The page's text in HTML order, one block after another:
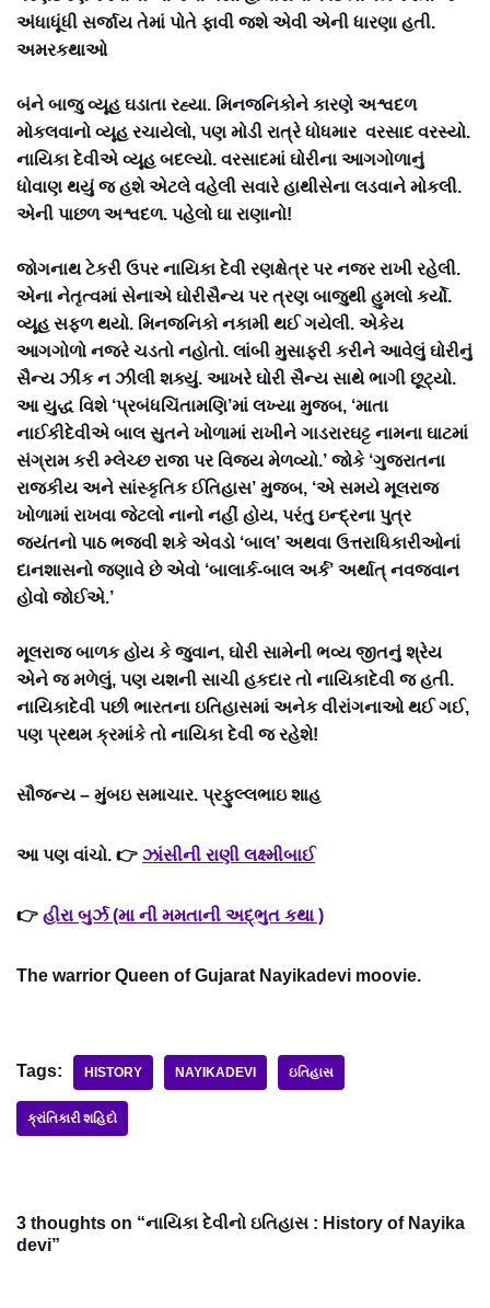
અંધાધૂંધી સર્જાય તેમાં પોતે ફાવી જશે એવી એની ધારણા હતી.
અમરકથાઓ
બંને બાજુ વ્યૂહ ઘડાતા રહ્યા. મિનજનિકોને કારણે અશ્વદળ
મોકલવાનો વ્યૂહ રચાયેલો, પણ મોડી રાત્રે ધોધમાર વરસાદ વરસ્યો.
નાયિકા દેવીએ વ્યૂહ બદલ્યો. વરસાદમાં ઘોરીના આગગોળાનું
ધોવાણ થયું જ હશે એટલે વહેલી સવારે હાથીસેના લડવાને મોકલી.
એની પાછળ અશ્વદળ. પહેલો ઘા રાણાનો!
જોગનાથ ટેકરી ઉપર નાયિકા દેવી રણક્ષેત્ર પર નજર રાખી રહેલી.
એના નેતૃત્વમાં સેનાએ ઘોરીસૈન્ય પર ત્રણ બાજુથી હુમલો કર્યો.
વ્યૂહ સફળ થયો. મિનજનિકો નકામી થઈ ગયેલી. એકેય
આગગોળો નજરે ચડતો નહોતો. લાંબી મુસાફરી કરીને આવેલું ઘોરીનું
સૈન્ય ઝીંક ન ઝીલી શક્યું. આખરે ઘોરી સૈન્ય સાથે ભાગી છૂટ્યો.
આ યુદ્ધ વિશે ‘પ્રબંધચિંતામણિ’માં લખ્યા મુજબ, ‘માતા
નાઈકીદેવીએ બાલ સુતને ખોળામાં રાખીને ગાડરારઘટ્ટ નામના ઘાટમાં
સંગ્રામ કરી મ્લેચ્છ રાજા પર વિજય મેળવ્યો.’ જોકે ‘ગુજરાતના
રાજકીય અને સાંસ્કૃતિક ઈતિહાસ’ મુજબ, ‘એ સમયે મૂલરાજ
ખોળામાં રાખવા જેટલો નાનો નહીં હોય, પરંતુ ઇન્દ્રના પુત્ર
જયંતનો પાઠ ભજવી શકે એવડો ‘બાલ’ અથવા ઉત્તરાધિકારીઓનાં
દાનશાસનો જણાવે છે એવો ‘બાલાર્ક-બાલ અર્ક’ અર્થાત્ નવજવાન
હોવો જોઈએ.’
મૂલરાજ બાળક હોય કે જુવાન, ઘોરી સામેની ભવ્ય જીતનું શ્રેય
એને જ મળેલું, પણ યશની સાચી હકદાર તો નાયિકાદેવી જ હતી.
નાયિકાદેવી પછી ભારતના ઇતિહાસમાં અનેક વીરાંગનાઓ થઈ ગઈ,
પણ પ્રથમ ક્રમાંકે તો નાયિકા દેવી જ રહેશે!
સૌજન્ય – મુંબઇ સમાચાર. પ્રફુલ્લભાઇ શાહ
આ પણ વાંચો. 👉 ઝાંસીની રાણી લક્ષ્મીબાઈ
👉 હીરા બુર્ઝ (મા ની મમતાની અદ્ભુત કથા )
The warrior Queen of Gujarat Nayikadevi moovie.
Tags: HISTORY NAYIKADEVI ઇતિહાસ
ક્રાંતિકારી શહિદો
3 thoughts on “નાયિકા દેવીનો ઇતિહાસ : History of Nayika
devi”